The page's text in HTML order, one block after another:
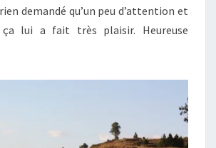
demandé qu’un peu d’attention et
ça lui a fait très plaisir. Heureuse